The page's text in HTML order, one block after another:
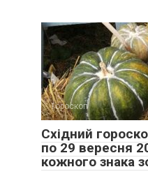
Гороскоп
Східний
по 29 вересня
кожного знака